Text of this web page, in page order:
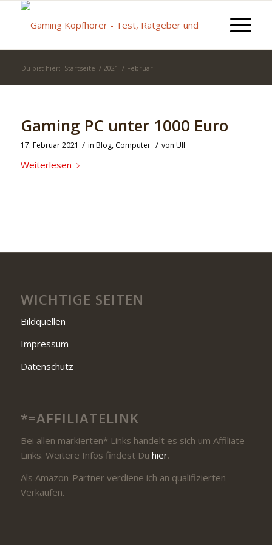
Du bist hier: Startseite / 2021 / Februar
Gaming PC unter 1000 Euro
17. Februar 2021 / in Blog, Computer / von Ulf
Weiterlesen
WICHTIGE SEITEN
Bildquellen
Impressum
Datenschutz
*=AFFILIATELINK
Bei allen markierten* Links handelt es sich um Affiliate
Links. Weitere Infos findest Du hier.
Als Amazon-Partner verdiene ich an qualifizierten
Verkäufen.